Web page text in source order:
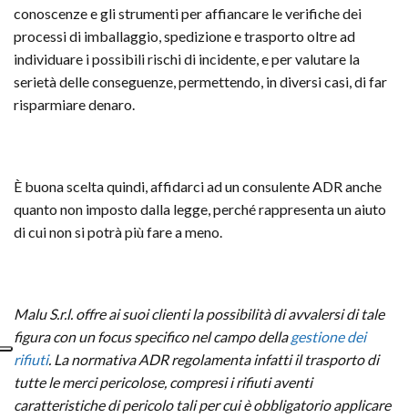
conoscenze e gli strumenti per affiancare le verifiche dei
processi di imballaggio, spedizione e trasporto oltre ad
individuare i possibili rischi di incidente, e per valutare la
serietà delle conseguenze, permettendo, in diversi casi, di far
risparmiare denaro.
È buona scelta quindi, affidarci ad un consulente ADR anche
quanto non imposto dalla legge, perché rappresenta un aiuto
di cui non si potrà più fare a meno.
Malu S.r.l. offre ai suoi clienti la possibilità di avvalersi di tale
figura con un focus specifico nel campo dellagestione dei
rifiuti. La normativa ADR regolamenta infatti il trasporto di
tutte le merci pericolose, compresi i rifiuti aventi
caratteristiche di pericolo tali per cui è obbligatorio applicare